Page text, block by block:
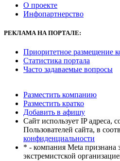
О проекте
Инфопартнерство
РЕКЛАМА НА ПОРТАЛЕ:
Приоритетное размещение
Статистика портала
Часто задаваемые вопросы
Разместить компанию
Разместить кратко
Добавить в афишу
Сайт использует IP адреса,
Пользователей сайта, в
конфиденциальности
* - компания Meta признана
экстремистской